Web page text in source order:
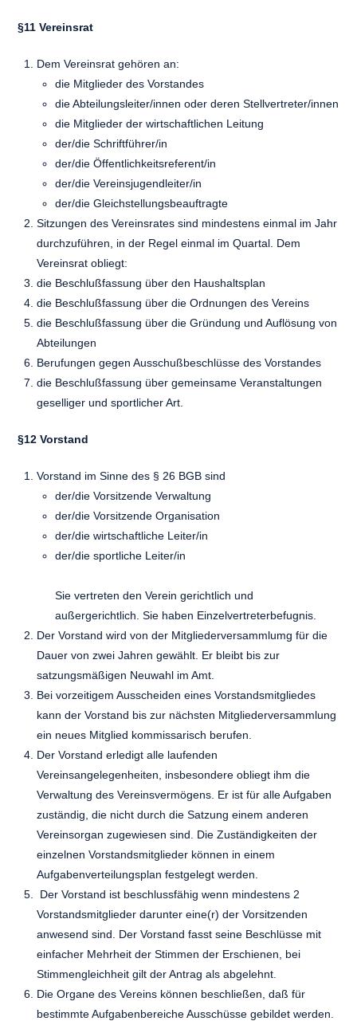
§11 Vereinsrat
Dem Vereinsrat gehören an:
die Mitglieder des Vorstandes
die Abteilungsleiter/innen oder deren Stellvertreter/innen
die Mitglieder der wirtschaftlichen Leitung
der/die Schriftführer/in
der/die Öffentlichkeitsreferent/in
der/die Vereinsjugendleiter/in
der/die Gleichstellungsbeauftragte
Sitzungen des Vereinsrates sind mindestens einmal im Jahr
durchzuführen, in der Regel einmal im Quartal. Dem
Vereinsrat obliegt:
die Beschlußfassung über den Haushaltsplan
die Beschlußfassung über die Ordnungen des Vereins
die Beschlußfassung über die Gründung und Auflösung von
Abteilungen
Berufungen gegen Ausschußbeschlüsse des Vorstandes
die Beschlußfassung über gemeinsame Veranstaltungen
geselliger und sportlicher Art.
§12 Vorstand
Vorstand im Sinne des § 26 BGB sind
der/die Vorsitzende Verwaltung
der/die Vorsitzende Organisation
der/die wirtschaftliche Leiter/in
der/die sportliche Leiter/in
Sie vertreten den Verein gerichtlich und
außergerichtlich. Sie haben Einzelvertreterbefugnis.
Der Vorstand wird von der Mitgliederversammlumg für die
Dauer von zwei Jahren gewählt. Er bleibt bis zur
satzungsmäßigen Neuwahl im Amt.
Bei vorzeitigem Ausscheiden eines Vorstandsmitgliedes
kann der Vorstand bis zur nächsten Mitgliederversammlung
ein neues Mitglied kommissarisch berufen.
Der Vorstand erledigt alle laufenden
Vereinsangelegenheiten, insbesondere obliegt ihm die
Verwaltung des Vereinsvermögens. Er ist für alle Aufgaben
zuständig, die nicht durch die Satzung einem anderen
Vereinsorgan zugewiesen sind. Die Zuständigkeiten der
einzelnen Vorstandsmitglieder können in einem
Aufgabenverteilungsplan festgelegt werden.
Der Vorstand ist beschlussfähig wenn mindestens 2
Vorstandsmitglieder darunter eine(r) der Vorsitzenden
anwesend sind. Der Vorstand fasst seine Beschlüsse mit
einfacher Mehrheit der Stimmen der Erschienen, bei
Stimmengleichheit gilt der Antrag als abgelehnt.
Die Organe des Vereins können beschließen, daß für
bestimmte Aufgabenbereiche Ausschüsse gebildet werden.